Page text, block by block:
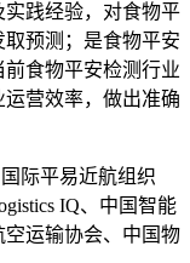
践经验，对食物平
预测；是食物平安
食物平安检测行业
营效率，做出准确
际平易近航组织
IQ、中国智能
运输协会、中国物